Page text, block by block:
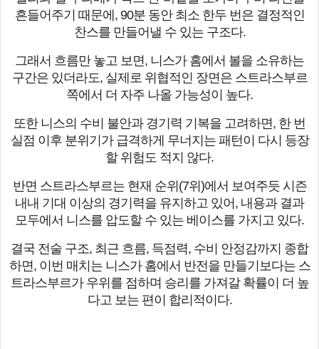
흔들어주기 때문에, 90분 동안 최소 한두 번은 결정적인
찬스를 만들어낼 수 있는 구조다.
그래서 흐름만 놓고 보면, 니스가 홈에서 볼을 소유하는
구간은 있더라도, 실제로 위협적인 장면은 스트라스부르
쪽에서 더 자주 나올 가능성이 높다.
또한 니스의 수비 불안과 경기력 기복을 고려하면, 한 번
실점 이후 분위기가 급격하게 무너지는 패턴이 다시 등장
할 위험도 적지 않다.
반면 스트라스부르는 현재 순위(7위)에서 보여주듯 시즌
내내 기대 이상의 경기력을 유지하고 있어, 내용과 결과
모두에서 니스를 압도할 수 있는 베이스를 가지고 있다.
결국 전술 구조, 최근 흐름, 득점력, 수비 안정감까지 종합
하면, 이번 매치는 니스가 홈에서 반전을 만들기보다는 스
트라스부르가 우위를 점하며 승리를 가져갈 확률이 더 높
다고 보는 편이 합리적이다.